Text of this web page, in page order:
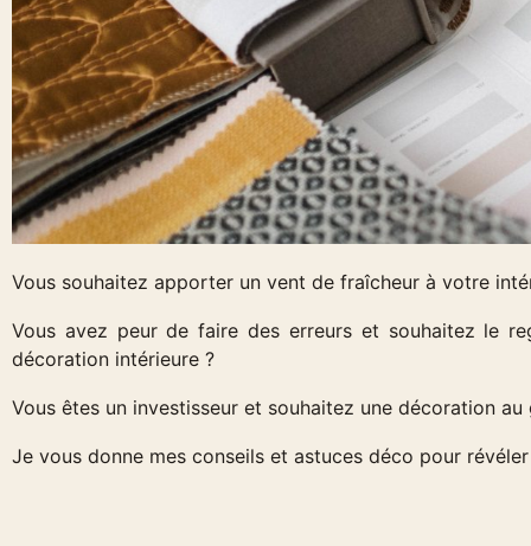
Vous souhaitez apporter un vent de fraîcheur à votre
Vous avez peur de faire des erreurs et souhaitez le
décoration intérieure ?
Vous êtes un investisseur et souhaitez une décoration
Je vous donne mes conseils et astuces déco pour